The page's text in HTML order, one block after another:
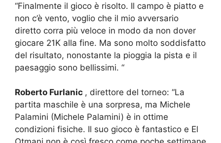
“Finalmente il gioco è risolto. Il campo è piatto e
non c’è vento, voglio che il mio avversario
diretto corra più veloce in modo da non dover
giocare 21K alla fine. Ma sono molto soddisfatto
del risultato, nonostante la pioggia la pista e il
paesaggio sono bellissimi. “
Roberto Furlanic , direttore del torneo: “La
partita maschile è una sorpresa, ma Michele
Palamini (Michele Palamini) è in ottime
condizioni fisiche. Il suo gioco è fantastico e El